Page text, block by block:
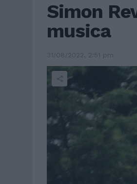
Simon
musica
31/08/2022, 2:51 pm